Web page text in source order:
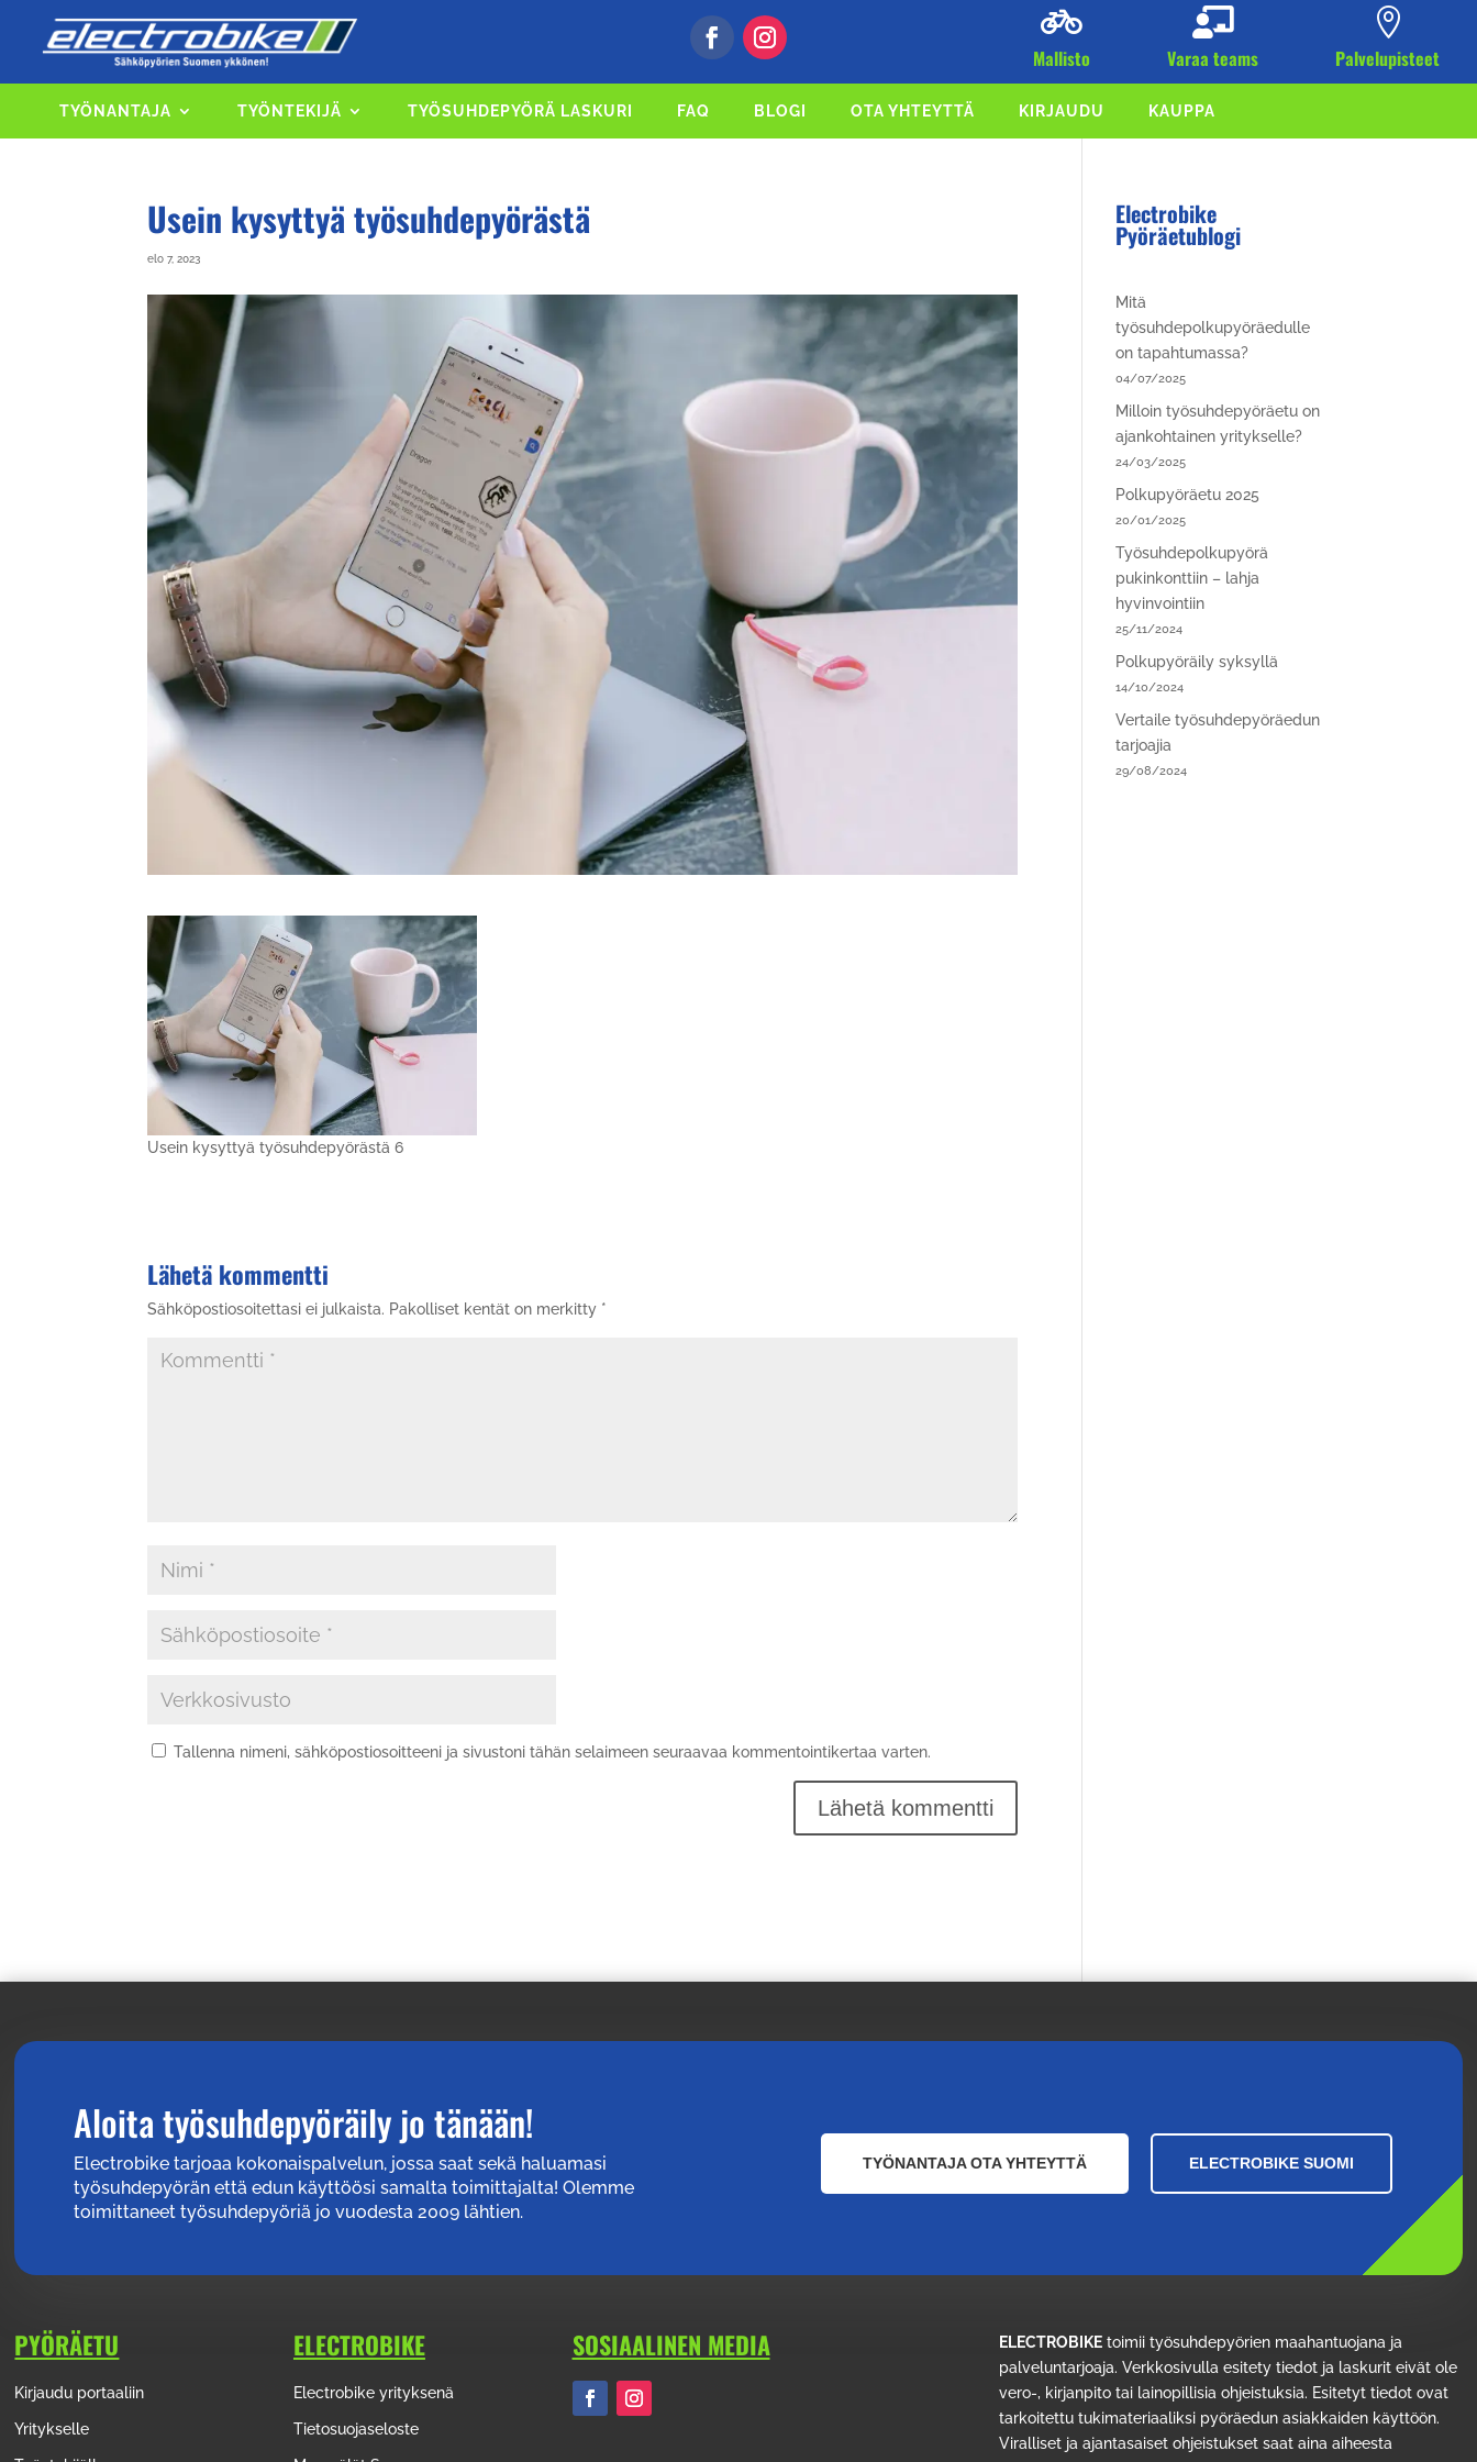

Mallisto

Varaa teams

Palvelupisteet
TYÖNANTAJA TYÖNTEKIJÄ TYÖSUHDEPYÖRÄ LASKURI FAQ BLOGI OTA YHTEYTTÄ KIRJAUDU KAUPPA
Usein kysyttyä työsuhdepyörästä
elo 7, 2023
Usein kysyttyä työsuhdepyörästä 6
Lähetä kommentti
Sähköpostiosoitettasi ei julkaista. Pakolliset kentät on merkitty *
Tallenna nimeni, sähköpostiosoitteeni ja sivustoni tähän selaimeen seuraavaa kommentointikertaa varten.
Electrobike
Pyöräetublogi
Mitä
työsuhdepolkupyöräedulle
on tapahtumassa?
04/07/2025
Milloin työsuhdepyöräetu on
ajankohtainen yritykselle?
24/03/2025
Polkupyöräetu 2025
20/01/2025
Työsuhdepolkupyörä
pukinkonttiin – lahja
hyvinvointiin
25/11/2024
Polkupyöräily syksyllä
14/10/2024
Vertaile työsuhdepyöräedun
tarjoajia
29/08/2024
Aloita työsuhdepyöräily jo tänään!
Electrobike tarjoaa kokonaispalvelun, jossa saat sekä haluamasi
työsuhdepyörän että edun käyttöösi samalta toimittajalta! Olemme
toimittaneet työsuhdepyöriä jo vuodesta 2009 lähtien.
TYÖNANTAJA OTA YHTEYTTÄ ELECTROBIKE SUOMI
PYÖRÄETU
Kirjaudu portaaliin
Yritykselle
ELECTROBIKE
Electrobike yrityksenä
Tietosuojaseloste
SOSIAALINEN MEDIA ELECTROBIKE toimii työsuhdepyörien maahantuojana ja
palveluntarjoaja. Verkkosivulla esitety tiedot ja laskurit eivät ole
vero-, kirjanpito tai lainopillisia ohjeistuksia. Esitetyt tiedot ovat
tarkoitettu tukimateriaaliksi pyöräedun asiakkaiden käyttöön.
Viralliset ja ajantasaiset ohjeistukset saat aina aiheesta